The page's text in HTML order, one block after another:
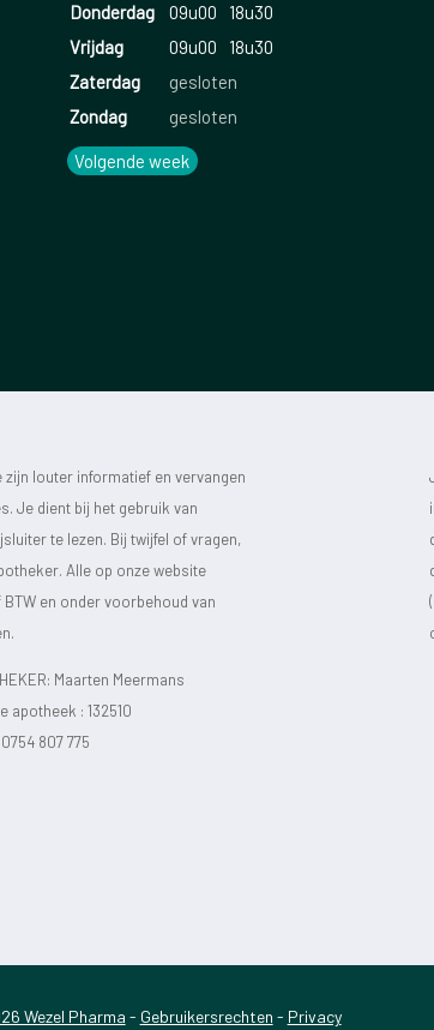
Donderdag
09u00
18u30
Vrijdag
09u00
18u30
Zaterdag
gesloten
Zondag
gesloten
Volgende week
zijn louter informatief en vervangen
Je dient bij het gebruik van
te lezen. Bij twijfel of vragen,
Alle op onze website
en onder voorbehoud van
Maarten Meermans
apotheek : 132510
807 775
Wezel Pharma - Gebruikersrechten - Privacy